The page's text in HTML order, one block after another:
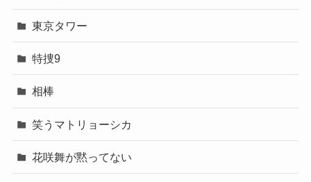
東京タワー
特捜9
相棒
笑うマトリョーシカ
花咲舞が黙ってない